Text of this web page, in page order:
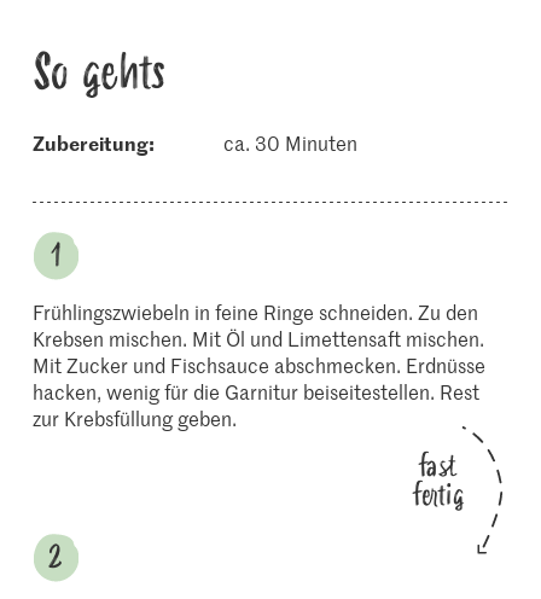
So gehts
Zubereitung: ca. 30 Minuten
Frühlingszwiebeln in feine Ringe schneiden. Zu den
Krebsen mischen. Mit Öl und Limettensaft mischen.
Mit Zucker und Fischsauce abschmecken. Erdnüsse
hacken, wenig für die Garnitur beiseitestellen. Rest
zur Krebsfüllung geben.
fast
fertig